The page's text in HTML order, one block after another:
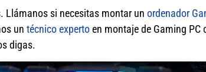
Llámanos si necesitas montar un ordenador
un técnico expertoen montaje de Gaming PC
digas.